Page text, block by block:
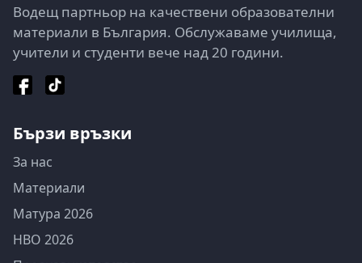
Водещ партньор на качествени образователни
материали в България. Обслужаваме училища,
учители и студенти вече над 20 години.
Бързи връзки
За нас
Материали
Матура 2026
НВО 2026